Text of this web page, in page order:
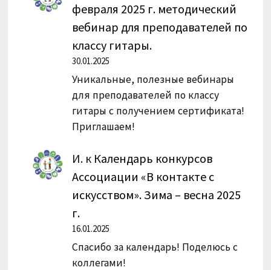
февраля 2025 г. методический
вебинар для преподавателей по
классу гитары.
30.01.2025
Уникальные, полезные вебинары
для преподавателей по классу
гитары с получением сертификата!
Приглашаем!
И. к Календарь конкурсов
Ассоциации «В контакте с
искусством». Зима – весна 2025
г.
16.01.2025
Спасибо за календарь! Поделюсь с
коллегами!